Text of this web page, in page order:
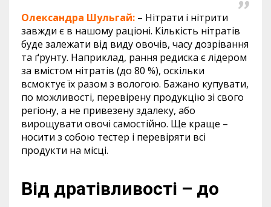
Олександра Шульгай: – Нітрати і нітрити
завжди є в нашому раціоні. Кількість нітратів
буде залежати від виду овочів, часу дозрівання
та ґрунту. Наприклад, рання редиска є лідером
за вмістом нітратів (до 80 %), оскільки
всмоктує їх разом з вологою. Бажано купувати,
по можливості, перевірену продукцію зі свого
регіону, а не привезену здалеку, або
вирощувати овочі самостійно. Ще краще –
носити з собою тестер і перевіряти всі
продукти на місці.
Від дратівливості – до